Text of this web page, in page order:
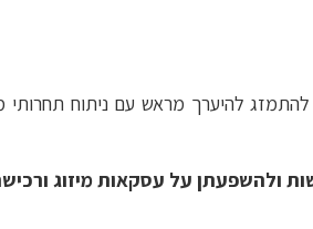
להיערך מראש עם ניתוח
ולהשפעתן על עסקאות מיזוג